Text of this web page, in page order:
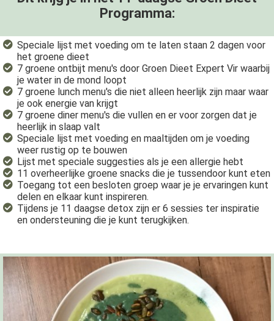
Programma:
Speciale lijst met voeding om te laten staan 2 dagen voor
het groene dieet
7 groene ontbijt menu's door Groen Dieet Expert Vir waarbij
je water in de mond loopt
7 groene lunch menu's die niet alleen heerlijk zijn maar waar
je ook energie van krijgt
7 groene diner menu's die vullen en er voor zorgen dat je
heerlijk in slaap valt
Speciale lijst met voeding en maaltijden om je voeding
weer rustig op te bouwen
Lijst met speciale suggesties als je een allergie hebt
11 overheerlijke groene snacks die je tussendoor kunt eten
Toegang tot een besloten groep waar je je ervaringen kunt
delen en elkaar kunt inspireren.
Tijdens je 11 daagse detox zijn er 6 sessies ter inspiratie
en ondersteuning die je kunt terugkijken.